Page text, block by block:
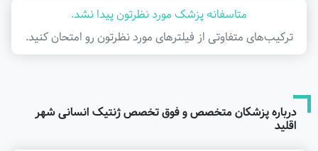
متاسفانه پزشک مورد نظرتون پیدا نشد.
ترکیب‌های متفاوتی از فیلتر‌های مورد نظرتون رو امتحان کنید.
درباره پزشکان متخصص و فوق تخصص ژنتیک انسانی شهر
اقلید